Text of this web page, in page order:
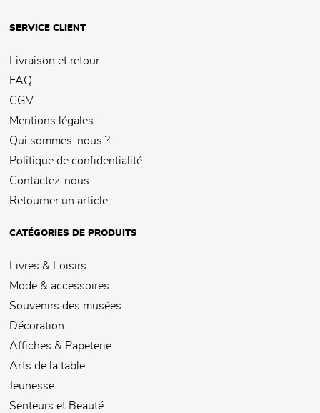
SERVICE CLIENT
Livraison et retour
FAQ
CGV
Mentions légales
Qui sommes-nous ?
Politique de confidentialité
Contactez-nous
Retourner un article
CATÉGORIES DE PRODUITS
Livres & Loisirs
Mode & accessoires
Souvenirs des musées
Décoration
Affiches & Papeterie
Arts de la table
Jeunesse
Senteurs et Beauté